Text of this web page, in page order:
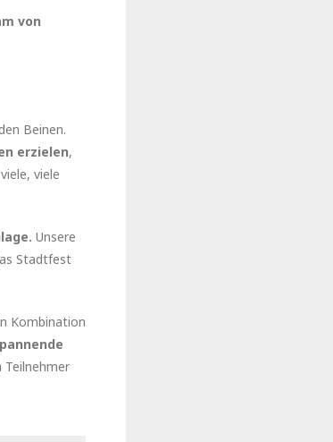
von
Beinen.
erzielen,
viele
Unsere
Stadtfest
Kombination
Teilnehmer